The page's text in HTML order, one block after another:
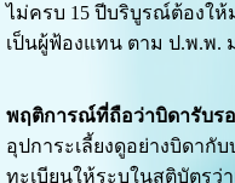
ไม่ครบ 15 ปีบริบูรณ์ต้องใ
เป็นผู้ฟ้องแทน ตาม ป.พ.พ. ม
พฤติการณ์ที่ถือว่าบิดารับรอ
อุปการะเลี้ยงดูอย่างบิดากั
ทะเบียนให้ระบุในสูติบัตรว่